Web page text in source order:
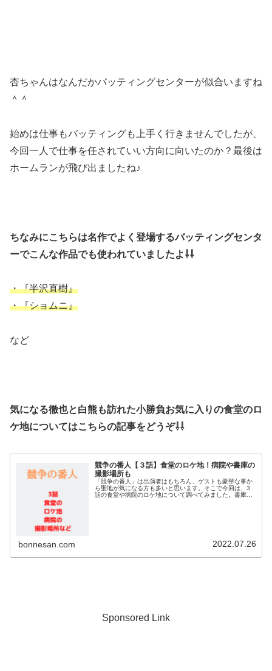
杏ちゃんはなんだかバッティングセンターが似合いますね
＾＾
始めは仕事もバッティングも上手く行きませんでしたが、
今回一人で仕事を任されていい方向に向いたのか？最後は
ホームランが飛び出ましたね♪
ちなみにこちらは名作でよく登場するバッティングセンタ
ーでこんな作品でも使われていましたよ⇩⇩
・『半沢直樹』
・『ショムニ』
など
気になる徹也と白熊も訪れた小勝負お気に入りの食堂のロ
ケ地についてはこちらの記事をどうぞ⇩⇩
競争の番人【３話】食堂のロケ地！病院や書庫の
撮影場所も
「競争の番人」は出演者はもちろん、ゲストも豪華な事か
ら聖地が気になる方も多いと思います。そこで今回は、3
話の食堂や病院のロケ地について調べてみました。書庫の
bonnesan.com 2022.07.26
Sponsored Link